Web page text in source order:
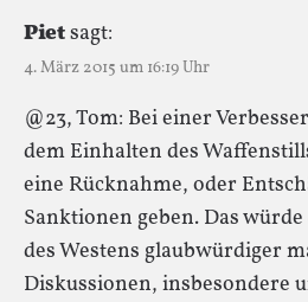
Pietsagt:
4. März 2015 um 16:19 Uhr
@23, Tom: Bei einer
dem Einhalten des
eine Rücknahme, oder
Sanktionen geben. Das
des Westens glaubwürdiger
Diskussionen, insbesondere